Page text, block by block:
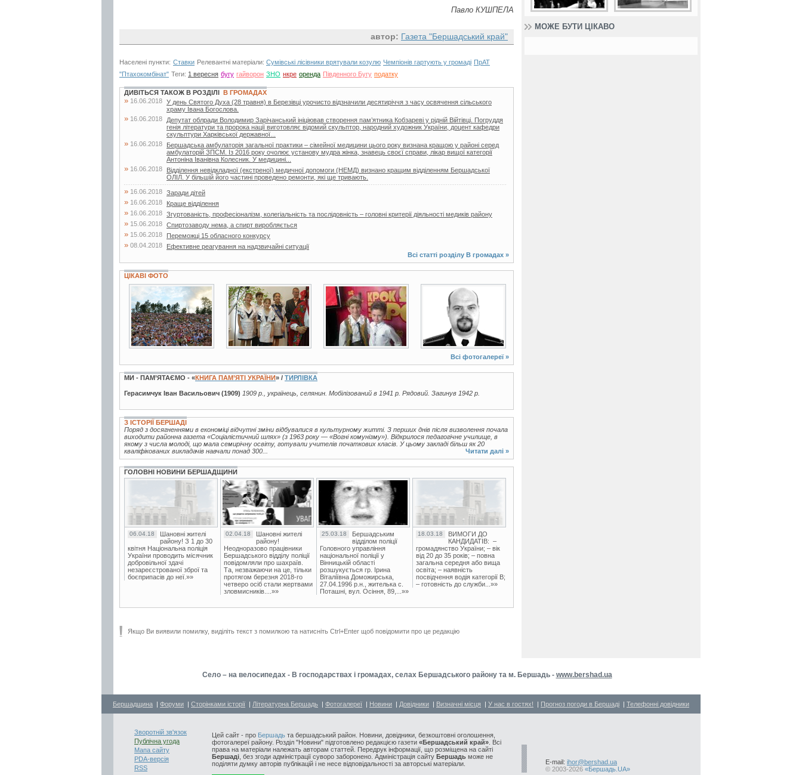
Павло КУШПЕЛА
автор: Газета "Бершадський край"
Населені пункти: Ставки Релевантні матеріали: Сумівські лісівники врятували козулю Чемпіонів гартують у громаді ПрАТ
"Птахокомбінат" Теги: 1 вересня бугу гайворон ЗНО нкре оренда Південного Бугу податку
ДИВІТЬСЯ ТАКОЖ В РОЗДІЛІ В ГРОМАДАХ
» 16.06.2018 У день Святого Духа (28 травня) в Березівці урочисто відзначили десятиріччя з часу освячення сільського
храму Івана Богослова.
» 16.06.2018
Депутат облради Володимир Зарічанський ініціював створення пам’ятника Кобзареві у рідній Війтівці. Погруддя
генія літератури та пророка нації виготовляє відомий скульптор, народний художник України, доцент кафедри
скульптури Харківської державної...
» 16.06.2018
Бершадська амбулаторія загальної практики – сімейної медицини цього року визнана кращою у районі серед
амбулаторій ЗПСМ. Із 2016 року очолює установу мудра жінка, знавець своєї справи, лікар вищої категорії
Антоніна Іванівна Колесник. У медицині...
» 16.06.2018
Відділення невідкладної (екстреної) медичної допомоги (НЕМД) визнано кращим відділенням Бершадської
ОЛІЛ. У більшій його частині проведено ремонти, які ще тривають.
» 16.06.2018 Заради дітей
» 16.06.2018 Краще відділення
» 16.06.2018 Згуртованість, професіоналізм, колегіальність та послідовність – головні критерії діяльності медиків району
» 15.06.2018 Спиртозаводу нема, а спирт виробляється
» 15.06.2018 Переможці 15 обласного конкурсу
» 08.04.2018
Ефективне реагування на надзвичайні ситуації
Всі статті розділу В громадах »
ЦІКАВІ ФОТО
28 фото 7 фото 10 фото 2 фото
Всі фотогалереї »
МИ - ПАМ’ЯТАЄМО - «КНИГА ПАМ’ЯТІ УКРАЇНИ» / ТИРЛІВКА
Герасимчук Іван Васильович (1909) 1909 р., українець, селянин. Мобілізований в 1941 р. Рядовий. Загинув 1942 р.
З ІСТОРІЇ БЕРШАДІ
Поряд з досягненнями в економіці відчутні зміни відбувалися в культурному житті. З перших днів після визволення почала
виходити районна газета «Соціалістичний шлях» (з 1963 року — «Вогні комунізму»). Відкрилося педагогічне училище, в
якому з числа молоді, що мала семирічну освіту, готували учителів початкових класів. У цьому закладі більш як 20
кваліфікованих викладачів навчали понад 300...
Читати далі »
ГОЛОВНІ НОВИНИ БЕРШАДЩИНИ
06.04.18
Шановні жителі
району! З 1 до 30
квітня Національна поліція
України проводить місячник
добровільної здачі
незареєстрованої зброї та
боєприпасів до неї.»»
02.04.18
Шановні жителі
району!
Неодноразово працівники
Бершадського відділу поліції
повідомляли про шахраїв.
Та, незважаючи на це, тільки
протягом березня 2018-го
четверо осіб стали жертвами
зловмисників....»»
25.03.18
Бершадським
відділом поліції
Головного управління
національної поліції у
Вінницькій області
розшукується гр. Ірина
Віталіївна Доможирська,
27.04.1996 р.н., жителька с.
Поташні, вул. Осіння, 89,...»»
18.03.18
ВИМОГИ ДО
КАНДИДАТІВ: –
громадянство України; – вік
від 20 до 35 років; – повна
загальна середня або вища
освіта; – наявність
посвідчення водія категорії В;
– готовність до служби...»»
Якщо Ви виявили помилку, виділіть текст з помилкою та натисніть Ctrl+Enter щоб повідомити про це редакцію
МОЖЕ БУТИ ЦІКАВО
Село – на велосипедах - В господарствах і громадах, селах Бершадського району та м. Бершадь - www.bershad.ua
Бершадщина | Форуми | Сторінками історії | Літературна Бершадь | Фотогалереї | Новини | Довідники | Визначні місця | У нас в гостях! | Прогноз погоди в Бершаді | Телефонні довідники
Зворотній зв'язок
Публічна угода
Мапа сайту
PDA-версія
RSS
Цей сайт - про Бершадь та бершадський район. Новини, довідники, безкоштовні оголошення,
фотогалереї району. Розділ "Новини" підготовлено редакцією газети «Бершадський край» . Всі
права на матеріали належать авторам статтей. Передрук інформації, що розміщена на сайті
Бершаді , без згоди адміністрації суворо заборонено. Адміністрація сайту Бершадь може не
поділяти думку авторів публікацій і не несе відповідальності за авторські матеріали.
E-mail: ihor@bershad.ua
© 2003-2026 «Бершадь.UA»